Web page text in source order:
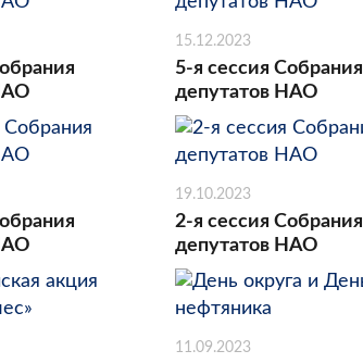
15.12.2023
5-я сессия Собрания
депутатов НАО
19.10.2023
2-я сессия Собрания
депутатов НАО
11.09.2023